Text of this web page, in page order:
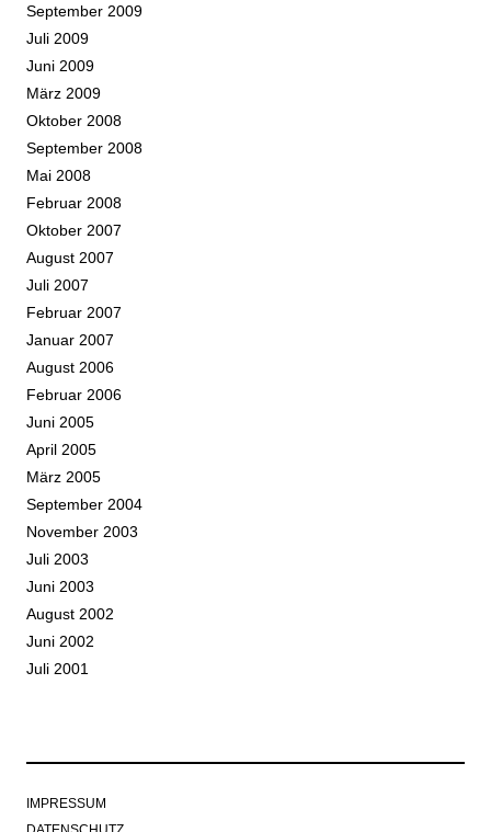
September 2009
Juli 2009
Juni 2009
März 2009
Oktober 2008
September 2008
Mai 2008
Februar 2008
Oktober 2007
August 2007
Juli 2007
Februar 2007
Januar 2007
August 2006
Februar 2006
Juni 2005
April 2005
März 2005
September 2004
November 2003
Juli 2003
Juni 2003
August 2002
Juni 2002
Juli 2001
IMPRESSUM